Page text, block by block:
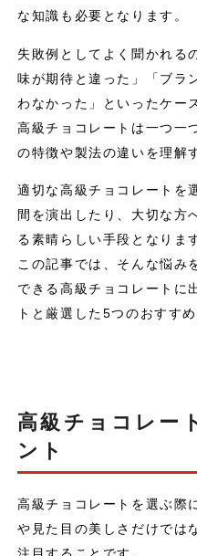
な知識も必要となります。
失敗例としてよく聞かれる
味が期待と違った」「ブラ
わなかった」といったケー
高級チョコレートは一つ一
の特徴や製法の違いを理解
適切な高級チョコレートを
間を演出したり、大切な方
る素晴らしい手段となりま
この記事では、そんな悩み
できる高級チョコレートに
トと厳選した5つのおすす
高級チョコレー
ント
高級チョコレートを選ぶ際
や見た目の美しさだけでは